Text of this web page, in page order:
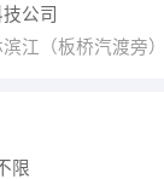
公司
江（板桥汽渡旁）
限